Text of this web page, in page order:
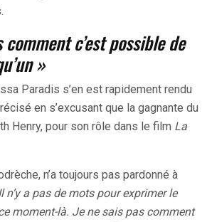
comment c’est possible de
»
Paradis s’en est rapidement rendu
en s’excusant que la gagnante du
Henry, pour son rôle dans le film La
n’a toujours pas pardonné à
n’y a pas de mots pour exprimer le
moment-là. Je ne sais pas comment